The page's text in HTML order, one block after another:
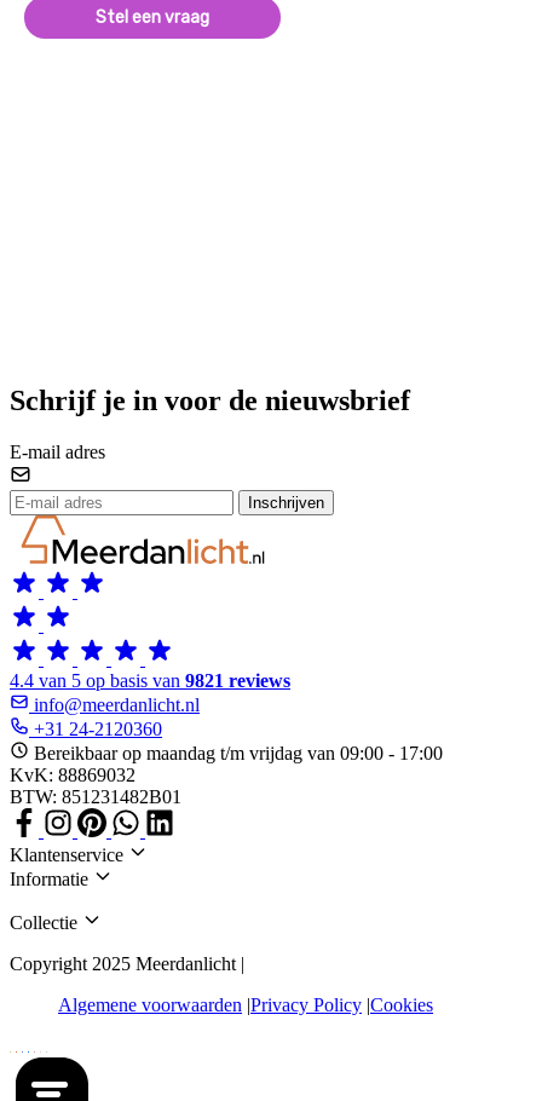
Stel een vraag
Schrijf je in voor de nieuwsbrief
E-mail adres
Inschrijven
4.4 van 5 op basis van 9821 reviews
info@meerdanlicht.nl
+31 24-2120360
Bereikbaar op maandag t/m vrijdag van 09:00 - 17:00
KvK: 88869032
BTW: 851231482B01
Klantenservice
Informatie
Collectie
Copyright 2025 Meerdanlicht |
Algemene voorwaarden Privacy Policy Cookies